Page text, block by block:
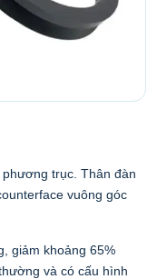
trục. Thân đàn
vuông góc
giảm khoảng 65%
và có cấu hình